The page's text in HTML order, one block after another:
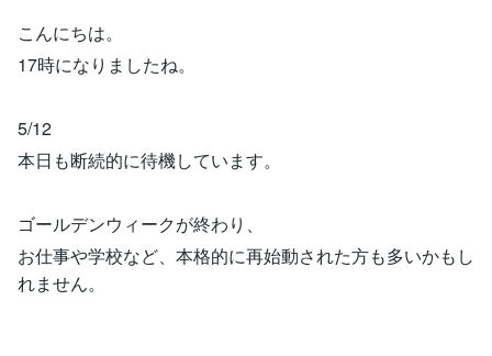
こんにちは。
17時になりましたね。
5/12
本日も断続的に待機しています。
ゴールデンウィークが終わり、
お仕事や学校など、本格的に再始動された方も多いかもし
れません。